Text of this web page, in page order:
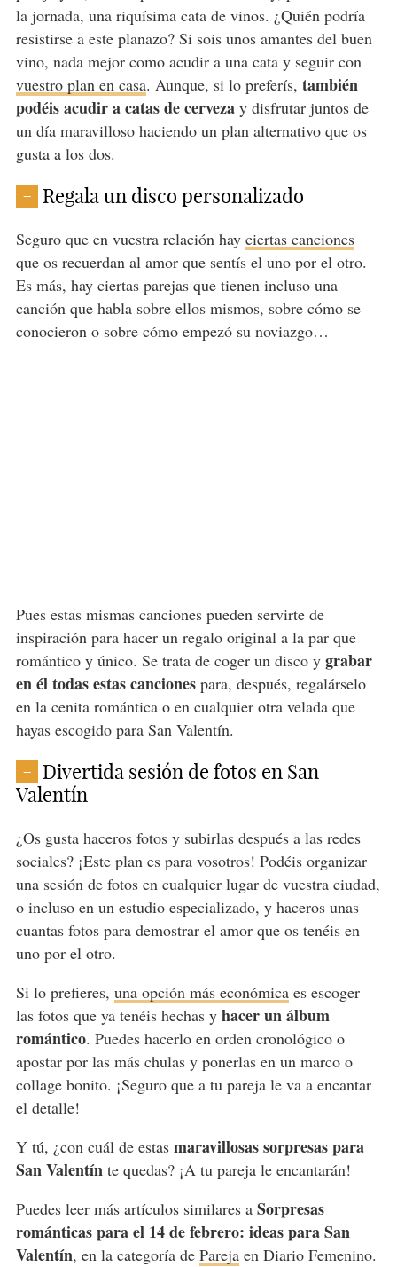
la jornada, una riquísima cata de vinos. ¿Quién podría
resistirse a este planazo? Si sois unos amantes del buen
vino, nada mejor como acudir a una cata y seguir con
vuestro plan en casa. Aunque, si lo preferís, también
podéis acudir a catas de cervezay disfrutar juntos de
un día maravilloso haciendo un plan alternativo que os
gusta a los dos.
+ Regala un disco personalizado
Seguro que en vuestra relación hay ciertas canciones
que os recuerdan al amor que sentís el uno por el otro.
Es más, hay ciertas parejas que tienen incluso una
canción que habla sobre ellos mismos, sobre cómo se
conocieron o sobre cómo empezó su noviazgo…
Pues estas mismas canciones pueden servirte de
inspiración para hacer un regalo original a la par que
romántico y único. Se trata de coger un disco y grabar
en él todas estas cancionespara, después, regalárselo
en la cenita romántica o en cualquier otra velada que
hayas escogido para San Valentín.
+
Divertida sesión de fotos en San
Valentín
¿Os gusta haceros fotos y subirlas después a las redes
sociales? ¡Este plan es para vosotros! Podéis organizar
una sesión de fotos en cualquier lugar de vuestra ciudad,
o incluso en un estudio especializado, y haceros unas
cuantas fotos para demostrar el amor que os tenéis en
uno por el otro.
Si lo prefieres, una opción más económicaes escoger
las fotos que ya tenéis hechas yhacer un álbum
romántico. Puedes hacerlo en orden cronológico o
apostar por las más chulas y ponerlas en un marco o
collage bonito. ¡Seguro que a tu pareja le va a encantar
el detalle!
Y tú, ¿con cuál de estas maravillosas sorpresas para
San Valentín te quedas? ¡A tu pareja le encantarán!
Puedes leer más artículos similares a Sorpresas
románticas para el 14 de febrero: ideas para San
Valentín, en la categoría de Parejaen Diario Femenino.